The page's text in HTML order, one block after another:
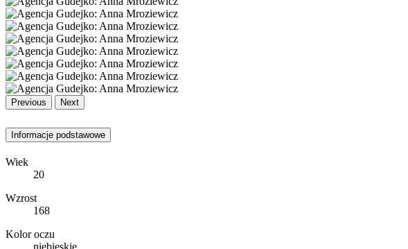
Previous Next
Informacje podstawowe
Wiek
20
Wzrost
168
Kolor oczu
niebieskie